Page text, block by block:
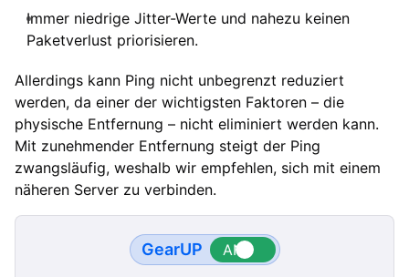
Immer niedrige Jitter-Werte und nahezu keinen
Paketverlust priorisieren.
Allerdings kann Ping nicht unbegrenzt reduziert
werden, da einer der wichtigsten Faktoren – die
physische Entfernung – nicht eliminiert werden kann.
Mit zunehmender Entfernung steigt der Ping
zwangsläufig, weshalb wir empfehlen, sich mit einem
näheren Server zu verbinden.
GearUP